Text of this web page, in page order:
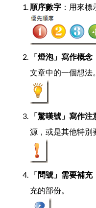
順序數字 ：用來
「燈泡」寫作概念
文章中的一個想法。
「驚嘆號」寫作注
源，或是其他特別
「問號」需要補充
充的部份。